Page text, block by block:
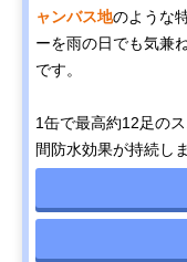
ャンバス地のような
ーを雨の日でも気兼
です。
1缶で最高約12足の
間防水効果が持続しま